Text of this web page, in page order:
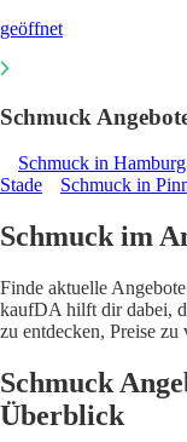
geöffnet
Schmuck
Schmuck in Hamburg
Stade
Schmuck in
Schmuck im
Finde aktuelle
kaufDA hilft dir dabei,
zu entdecken, Preise
Schmuck
Überblick